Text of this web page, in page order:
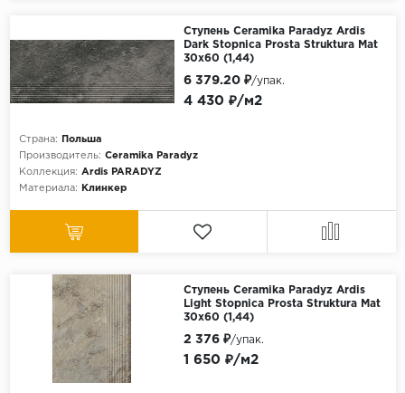
Ступень Ceramika Paradyz Ardis
Dark Stopnica Prosta Struktura Mat
30x60 (1,44)
Страна:
Польша
Производитель: Ceramika Paradyz
Коллекция: Ardis PARADYZ
Материала:
Клинкер
4 430 ₽/м2
6 379.20 ₽/упак.
Ступень Ceramika Paradyz Ardis
Light Stopnica Prosta Struktura Mat
30x60 (1,44)
1 650 ₽/м2
2 376 ₽/упак.